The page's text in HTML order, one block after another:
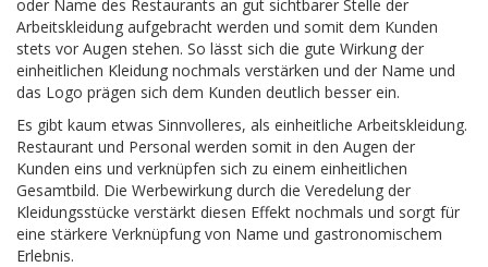
oder Name des Restaurants an gut sichtbarer Stelle der
Arbeitskleidung aufgebracht werden und somit dem Kunden
stets vor Augen stehen. So lässt sich die gute Wirkung der
einheitlichen Kleidung nochmals verstärken und der Name und
das Logo prägen sich dem Kunden deutlich besser ein.
Es gibt kaum etwas Sinnvolleres, als einheitliche Arbeitskleidung.
Restaurant und Personal werden somit in den Augen der
Kunden eins und verknüpfen sich zu einem einheitlichen
Gesamtbild. Die Werbewirkung durch die Veredelung der
Kleidungsstücke verstärkt diesen Effekt nochmals und sorgt für
eine stärkere Verknüpfung von Name und gastronomischem
Erlebnis.